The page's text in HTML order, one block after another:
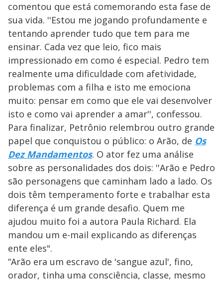
comentou que está comemorando esta fase de
sua vida. ''Estou me jogando profundamente e
tentando aprender tudo que tem para me
ensinar. Cada vez que leio, fico mais
impressionado em como é especial. Pedro tem
realmente uma dificuldade com afetividade,
problemas com a filha e isto me emociona
muito: pensar em como que ele vai desenvolver
isto e como vai aprender a amar'', confessou.
Para finalizar, Petrônio relembrou outro grande
papel que conquistou o público: o Arão, de Os
Dez Mandamentos. O ator fez uma análise
sobre as personalidades dos dois: ''Arão e Pedro
são personagens que caminham lado a lado. Os
dois têm temperamento forte e trabalhar esta
diferença é um grande desafio. Quem me
ajudou muito foi a autora Paula Richard. Ela
mandou um e-mail explicando as diferenças
ente eles".
“Arão era um escravo de 'sangue azul', fino,
orador, tinha uma consciência, classe, mesmo